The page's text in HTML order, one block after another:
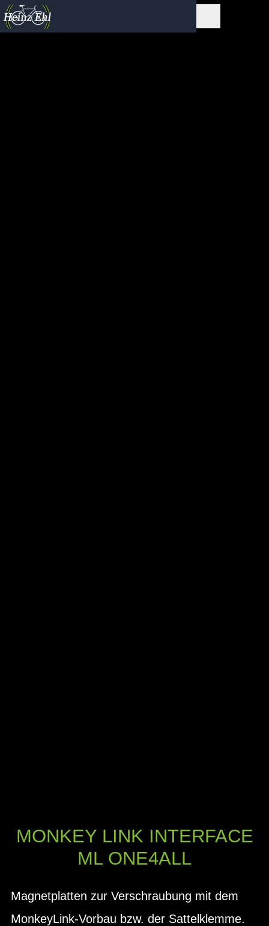
MONKEY LINK INTERFACE
ML ONE4ALL
Magnetplatten zur Verschraubung mit dem
MonkeyLink-Vorbau bzw. der Sattelklemme.